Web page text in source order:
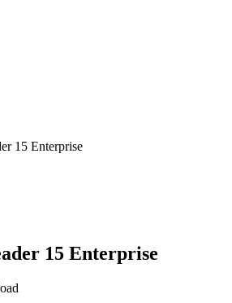
15 Enterprise
15 Enterprise